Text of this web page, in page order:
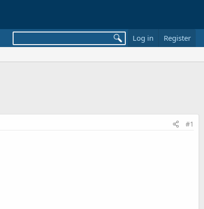
Log in Register
#1